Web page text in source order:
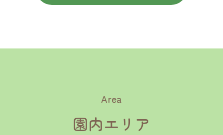
リリース
Area
園内エリア